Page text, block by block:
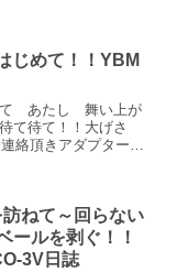
研工...
じめて！！YBM
て あたし 舞い上が
て待て！！大げさ
絡頂きアダプター復
て先生...
ねて～回らない
ールを剥ぐ！！
3V日誌